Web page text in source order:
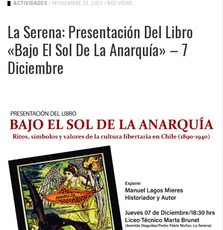
ACTIVIDADES / NOVIEMBRE 23, 2023 / 802 VIEWS
La Serena: Presentación Del Libro
«Bajo El Sol De La Anarquía» – 7
Diciembre